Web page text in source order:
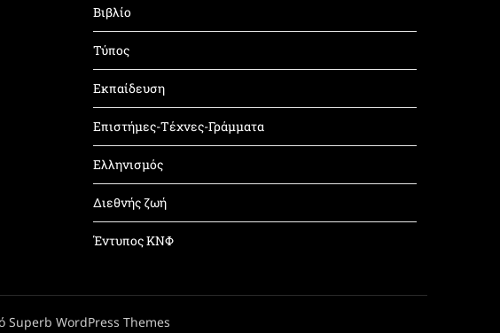
Βιβλίο
Τύπος
Εκπαίδευση
Επιστήμες-Τέχνες-Γράμματα
Ελληνισμός
Διεθνής ζωή
Έντυπος ΚΝΦ
Superb WordPress Themes